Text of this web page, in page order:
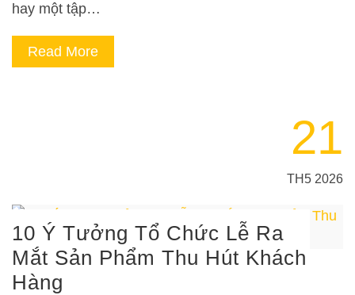
hay một tập…
Read More
21
TH5 2026
10 Ý Tưởng Tổ Chức Lễ Ra
Mắt Sản Phẩm Thu Hút Khách
Hàng